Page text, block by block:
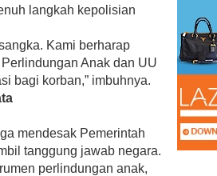
langkah kepolisian
Kami berharap
Anak dan UU
bagi korban,” imbuhnya.
mendesak Pemerintah
tanggung jawab negara.
perlindungan anak,